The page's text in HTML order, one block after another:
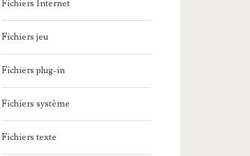
Fichiers Internet
Fichiers jeu
Fichiers plug-in
Fichiers système
Fichiers texte